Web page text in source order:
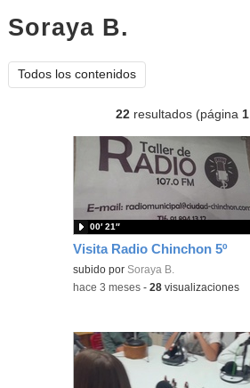
Soraya B.
Todos los contenidos
22 resultados (página1
Visita Radio Chinchon 5º
Contenido educativo.
subido por Soraya B.
00′ 21″
-hace 3 meses -28 visualizaciones